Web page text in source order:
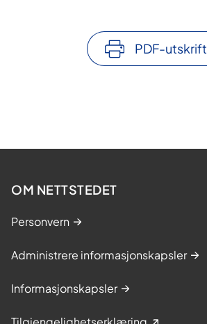
PDF-utskrift
OM NETTSTEDET
Personvern
Administrere informasjonskapsler
Informasjonskapsler